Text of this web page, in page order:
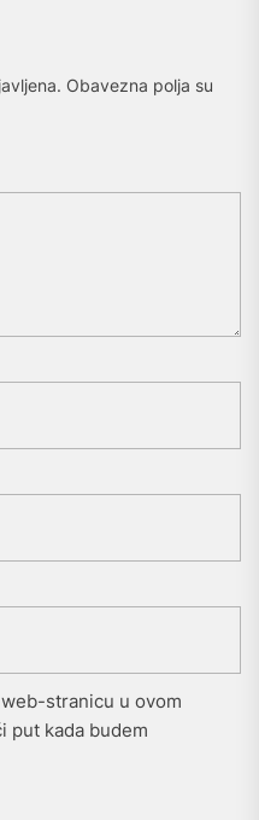
Obavezna polja su
stranicu u ovom
put kada budem